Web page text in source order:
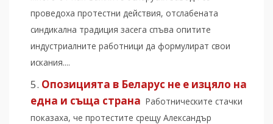
проведоха протестни действия, отслабената
синдикална традиция засега спъва опитите
индустриалните работници да формулират свои
искания....
Опозицията в Беларус не е изцяло на
една и съща страна Работническите стачки
показаха, че протестите срещу Александър